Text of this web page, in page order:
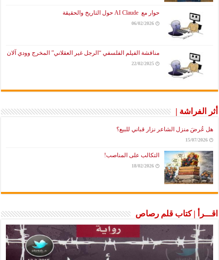
حوار مع AI Claude حول التاريخ والحقيقة
06/02/2026
مناقشة الفيلم الفلسفي “الرجل غير العقلاني” المخرج وودي آلان
22/02/2025
أثر الفراشة |
هل عُرضَ منزل الشاعر نزار قباني للبيع؟
15/07/2026
التكالب على المناصب!
18/02/2026
اقـــرأ | كتاب قلم رصاص